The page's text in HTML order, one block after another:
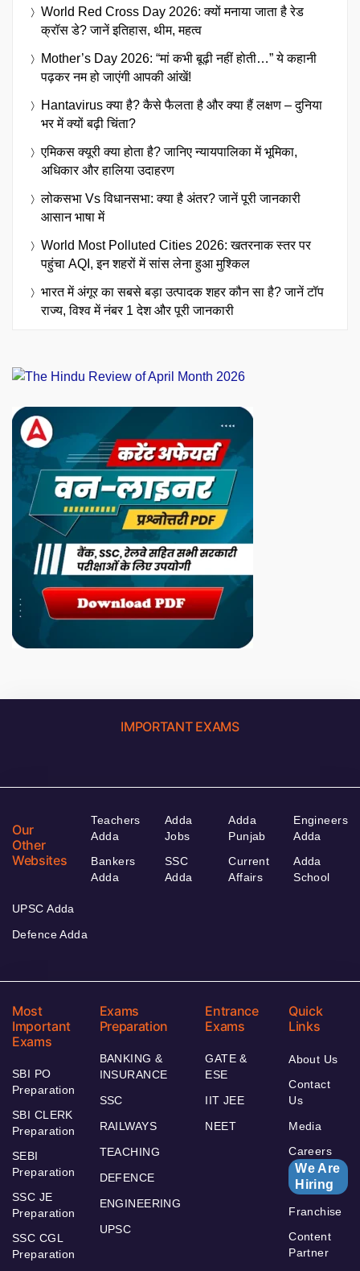
World Red Cross Day 2026: क्यों मनाया जाता है रेड
क्रॉस डे? जानें इतिहास, थीम, महत्व
Mother’s Day 2026: “मां कभी बूढ़ी नहीं होती…” ये कहानी
पढ़कर नम हो जाएंगी आपकी आंखें!
Hantavirus क्या है? कैसे फैलता है और क्या हैं लक्षण – दुनिया
भर में क्यों बढ़ी चिंता?
एमिकस क्यूरी क्या होता है? जानिए न्यायपालिका में भूमिका,
अधिकार और हालिया उदाहरण
लोकसभा Vs विधानसभा: क्या है अंतर? जानें पूरी जानकारी
आसान भाषा में
World Most Polluted Cities 2026: खतरनाक स्तर पर
पहुंचा AQI, इन शहरों में सांस लेना हुआ मुश्किल
भारत में अंगूर का सबसे बड़ा उत्पादक शहर कौन सा है? जानें टॉप
राज्य, विश्व में नंबर 1 देश और पूरी जानकारी
IMPORTANT EXAMS
Our
Other
Websites
Teachers
Adda
Bankers
Adda
Adda
Jobs
SSC
Adda
Adda
Punjab
Current
Affairs
Engineers
Adda
Adda
School
UPSC Adda
Defence Adda
Most
Important
Exams
SBI PO
Preparation
SBI CLERK
Preparation
SEBI
Preparation
SSC JE
Preparation
SSC CGL
Preparation
Exams
Preparation
BANKING &
INSURANCE
SSC
RAILWAYS
TEACHING
DEFENCE
ENGINEERING
UPSC
Entrance
Exams
GATE &
ESE
IIT JEE
NEET
Quick
Links
About Us
Contact
Us
Media
Careers
We Are
Hiring
Franchise
Content
Partner